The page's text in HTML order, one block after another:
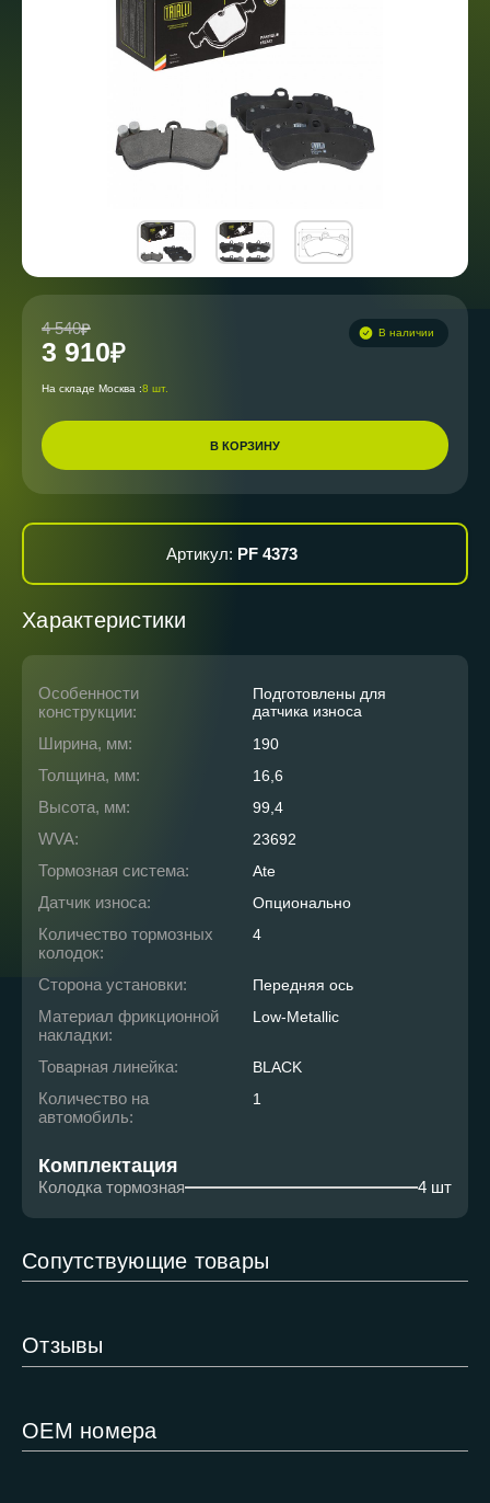
4 540
3 910
В наличии
На складе Москва :8 шт.
В КОРЗИНУ
Артикул: PF 4373
Характеристики
Особенности
конструкции:
Подготовлены для
датчика износа
Ширина, мм: 190
Толщина, мм: 16,6
Высота, мм: 99,4
WVA: 23692
Тормозная система: Ate
Датчик износа: Опционально
Количество тормозных
колодок:
4
Сторона установки: Передняя ось
Материал фрикционной
накладки:
Low-Metallic
Товарная линейка: BLACK
Количество на
автомобиль:
1
Комплектация
Колодка тормозная 4 шт
Сопутствующие товары
Отзывы
ОЕМ номера